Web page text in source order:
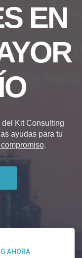
EN
Kit Consulting
ayudas para tu
.
AHORA